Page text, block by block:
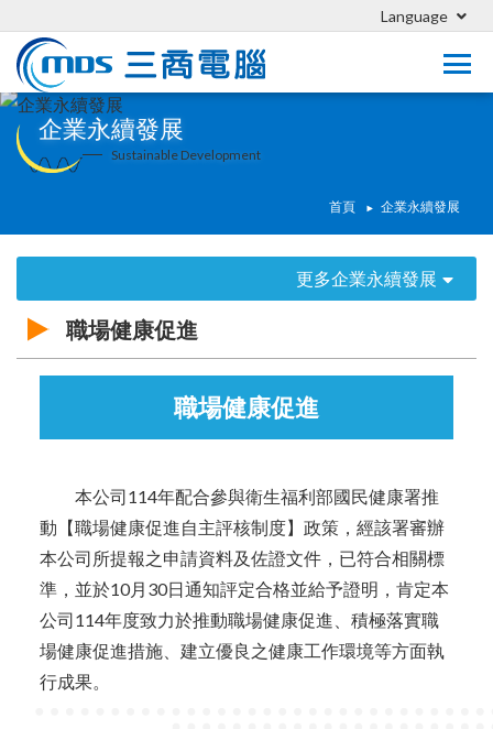
Language
企業永續發展
Sustainable Development
首頁 企業永續發展
更多企業永續發展
職場健康促進
職場健康促進
本公司114年配合參與衛生福利部國民健康署推
動【職場健康促進自主評核制度】政策，經該署審辦
本公司所提報之申請資料及佐證文件，已符合相關標
準，並於10月30日通知評定合格並給予證明，肯定本
公司114年度致⼒於推動職場健康促進、積極落實職
場健康促進措施、建立優良之健康⼯作環境等方面執
行成果。